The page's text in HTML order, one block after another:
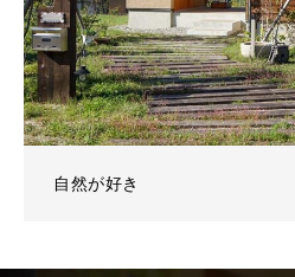
自然が好き